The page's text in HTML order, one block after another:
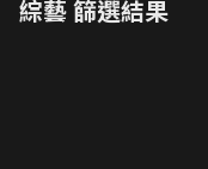
綜藝篩選結果